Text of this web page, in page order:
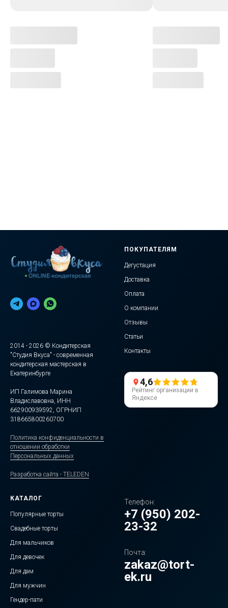
2014 - 2026 © Кондитерская
"Студия Вкуса" - современная
кондитерская мастерская в
Екатеринбурге
ИП Галимова Марина
Владиславовна, ИНН
662900939592, ОГРНИП
318665800260700
Политика конфиденциальности в
отношении обработки
Персональных данных
Разработка сайта - TELEDEN
ПОКУПАТЕЛЯМ
Дегустация
Доставка
Оплата
О компании
Отзывы
Статьи
Контакты
4,6
Рейтинг организации в
Яндексе
КАТАЛОГ
Популярные торты
Свадебные торты
Для мальчиков
Для девочек
Для дам
Для мужчин
Гендер-пати
Телефон:
+7 (950) 202-
23-32
Почта:
zakaz@tort-
ek.ru